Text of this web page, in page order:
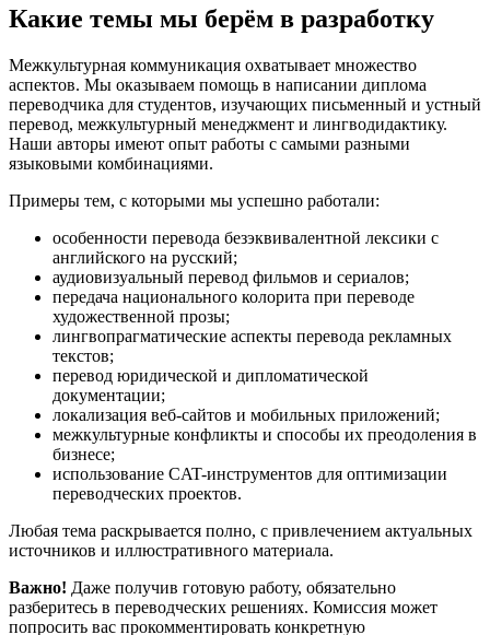
Какие темы мы берём в разработку
Межкультурная коммуникация охватывает множество
аспектов. Мы оказываем помощь в написании диплома
переводчика для студентов, изучающих письменный и устный
перевод, межкультурный менеджмент и лингводидактику.
Наши авторы имеют опыт работы с самыми разными
языковыми комбинациями.
Примеры тем, с которыми мы успешно работали:
особенности перевода безэквивалентной лексики с
английского на русский;
аудиовизуальный перевод фильмов и сериалов;
передача национального колорита при переводе
художественной прозы;
лингвопрагматические аспекты перевода рекламных
текстов;
перевод юридической и дипломатической
документации;
локализация веб-сайтов и мобильных приложений;
межкультурные конфликты и способы их преодоления в
бизнесе;
использование CAT-инструментов для оптимизации
переводческих проектов.
Любая тема раскрывается полно, с привлечением актуальных
источников и иллюстративного материала.
Важно! Даже получив готовую работу, обязательно
разберитесь в переводческих решениях. Комиссия может
попросить вас прокомментировать конкретную